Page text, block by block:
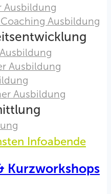
Ausbildung
Ausbildung
Ausbildung
Ausbildung
Infoabende
Kurzworkshops